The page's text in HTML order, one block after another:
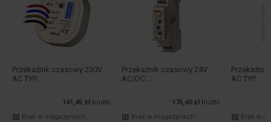
Przekaźnik czasowy 230V
AC TYP...
141,45 zł
brutto
Brak w magazynach
Przekaźnik czasowy 24V
AC/DC ...
175,40 zł
brutto
Brak w magazynach
AC TYP...
Brak w